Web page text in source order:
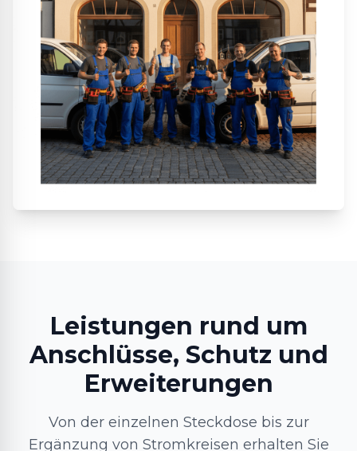
Leistungen rund um
Anschlüsse, Schutz und
Erweiterungen
Von der einzelnen Steckdose bis zur
Ergänzung von Stromkreisen erhalten Sie